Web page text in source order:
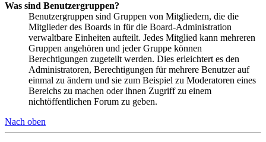
Was sind Benutzergruppen?
Benutzergruppen sind Gruppen von Mitgliedern, die die
Mitglieder des Boards in für die Board-Administration
verwaltbare Einheiten aufteilt. Jedes Mitglied kann mehreren
Gruppen angehören und jeder Gruppe können
Berechtigungen zugeteilt werden. Dies erleichtert es den
Administratoren, Berechtigungen für mehrere Benutzer auf
einmal zu ändern und sie zum Beispiel zu Moderatoren eines
Bereichs zu machen oder ihnen Zugriff zu einem
nichtöffentlichen Forum zu geben.
Nach oben